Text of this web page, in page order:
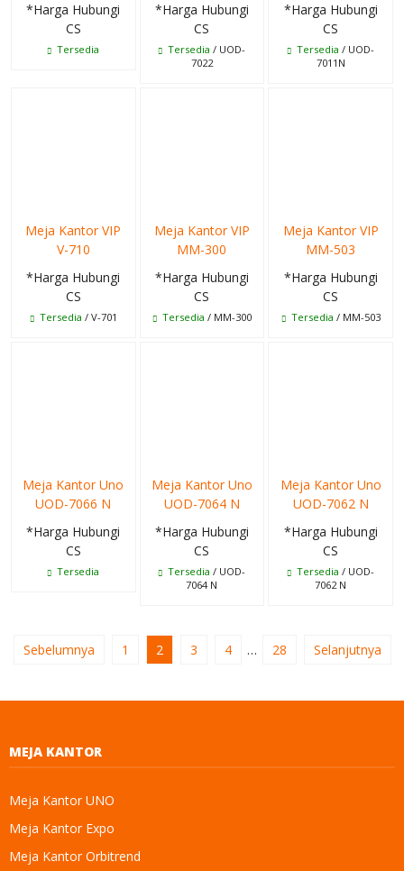
*Harga Hubungi
CS
Tersedia
*Harga Hubungi
CS
Tersedia / UOD-
7022
*Harga Hubungi
CS
Tersedia / UOD-
7011N
Meja Kantor VIP
V-710
*Harga Hubungi
CS
Tersedia / V-701
Meja Kantor VIP
MM-300
*Harga Hubungi
CS
Tersedia / MM-300
Meja Kantor VIP
MM-503
*Harga Hubungi
CS
Tersedia / MM-503
Meja Kantor Uno
UOD-7066 N
*Harga Hubungi
CS
Tersedia
Meja Kantor Uno
UOD-7064 N
*Harga Hubungi
CS
Tersedia / UOD-
7064 N
Meja Kantor Uno
UOD-7062 N
*Harga Hubungi
CS
Tersedia / UOD-
7062 N
Sebelumnya 1 2 3 4 … 28 Selanjutnya
MEJA KANTOR
Meja Kantor UNO
Meja Kantor Expo
Meja Kantor Orbitrend